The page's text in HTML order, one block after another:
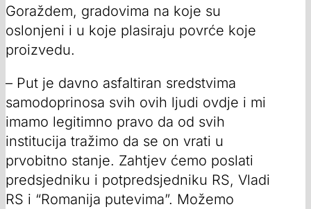
Goraždem, gradovima na koje su
oslonjeni i u koje plasiraju povrće koje
proizvedu.
– Put je davno asfaltiran sredstvima
samodoprinosa svih ovih ljudi ovdje i mi
imamo legitimno pravo da od svih
institucija tražimo da se on vrati u
prvobitno stanje. Zahtjev ćemo poslati
predsjedniku i potpredsjedniku RS, Vladi
RS i “Romanija putevima”. Možemo